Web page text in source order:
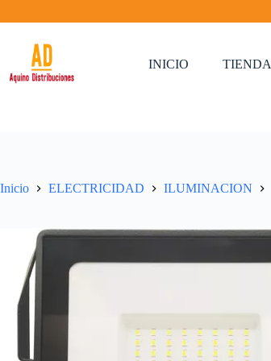
al
INICIO TIENDA
Inicio ELECTRICIDAD ILUMINACION